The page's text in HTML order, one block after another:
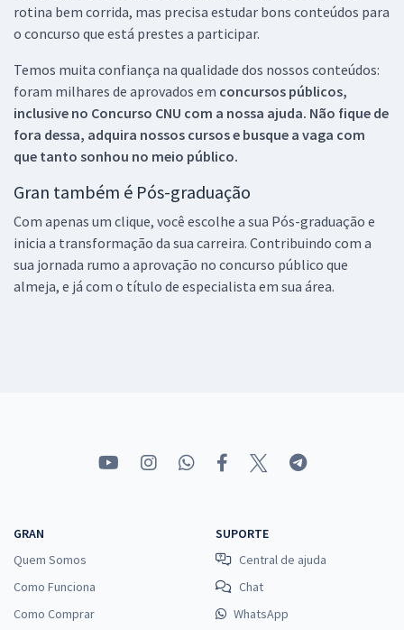
rotina bem corrida, mas precisa estudar bons conteúdos para
o concurso que está prestes a participar.
Temos muita confiança na qualidade dos nossos conteúdos:
foram milhares de aprovados em concursos públicos,
inclusive no Concurso CNU com a nossa ajuda. Não fique de
fora dessa, adquira nossos cursos e busque a vaga com
que tanto sonhou no meio público.
Gran também é Pós-graduação
Com apenas um clique, você escolhe a sua Pós-graduação e
inicia a transformação da sua carreira. Contribuindo com a
sua jornada rumo a aprovação no concurso público que
almeja, e já com o título de especialista em sua área.
GRAN
Quem Somos
Como Funciona
Como Comprar
SUPORTE
Central de ajuda
Chat
WhatsApp